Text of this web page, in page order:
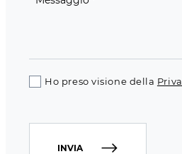
Ho preso visione della
INVIA